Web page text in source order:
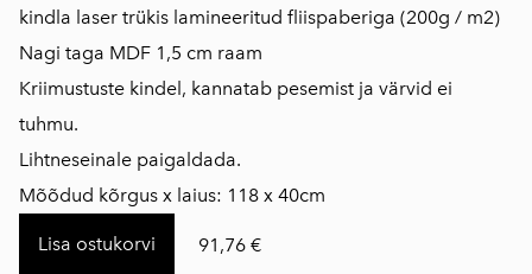
kindla laser trükis lamineeritud fliispaberiga (200g / m2)
Nagi taga MDF 1,5 cm raam
Kriimustuste kindel, kannatab pesemist ja värvid ei
tuhmu.
Lihtneseinale paigaldada.
Mõõdud kõrgus x laius: 118 x 40cm
Lisa ostukorvi 91,76 €